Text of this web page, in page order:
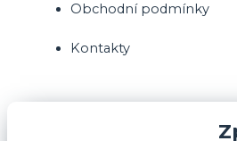
Obchodní podmínky
Kontakty